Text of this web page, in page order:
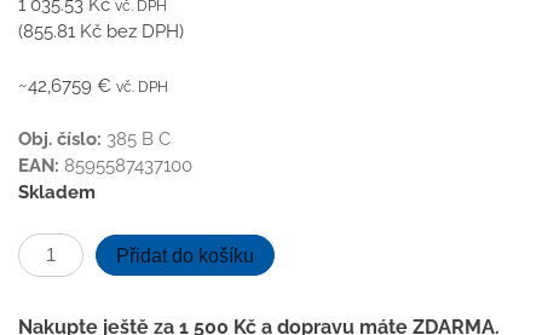
1 035.53 Kč vč. DPH
(855.81 Kč bez DPH)
~42,6759 € vč. DPH
Obj. číslo: 385 B C
EAN: 8595587437100
Skladem
Podlahová
vpusť
Přidat do košíku
Nakupte ještě za 1 500 Kč a dopravu máte ZDARMA.